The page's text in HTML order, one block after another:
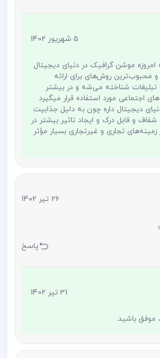
5 شهریور 1402
موشن گرافیک در دنیای دیجیتال
محبوب‌ترین روش‌های برای ارائه
تبلیغات شناخته می‌شه و در بیشتر
اجتماعی مورد استفاده قرار میگیرد
دنیای دیجیتال داره چون به دلیل جذابیت
شفاف و قابل درک و ایجاد تاثیر بیشتر در
تجاری و غیرتجاری بسیار مؤثر
26 تیر 1402
پاسخ
31 تیر 1402
باشید.